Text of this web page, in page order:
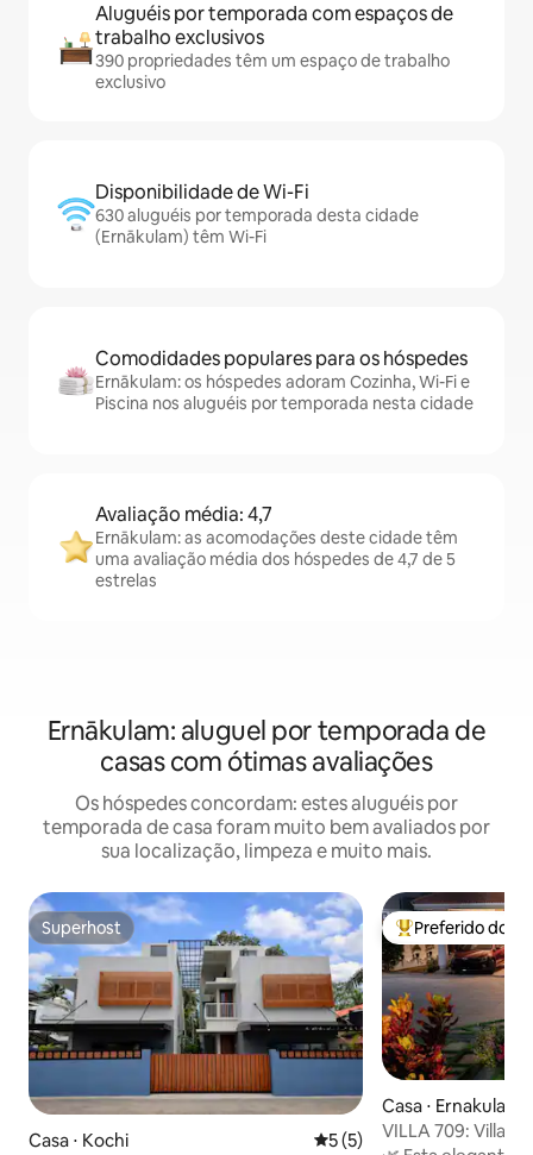
Aluguéis por temporada com espaços de
trabalho exclusivos
390 propriedades têm um espaço de trabalho
exclusivo
Disponibilidade de Wi-Fi
630 aluguéis por temporada desta cidade
(Ernākulam) têm Wi-Fi
Comodidades populares para os hóspedes
Ernākulam: os hóspedes adoram Cozinha, Wi-Fi e
Piscina nos aluguéis por temporada nesta cidade
Avaliação média: 4,7
Ernākulam: as acomodações deste cidade têm
uma avaliação média dos hóspedes de 4,7 de 5
estrelas
Ernākulam: aluguel por temporada de
casas com ótimas avaliações
Os hóspedes concordam: estes aluguéis por
temporada de casa foram muito bem avaliados por
sua localização, limpeza e muito mais.
Superhost
Superhost
Casa ⋅ Kochi 5 de uma avaliação média
5 (5)
Entre os
Preferido dos
Casa ⋅ Ernakulam
VILLA 709: Villa